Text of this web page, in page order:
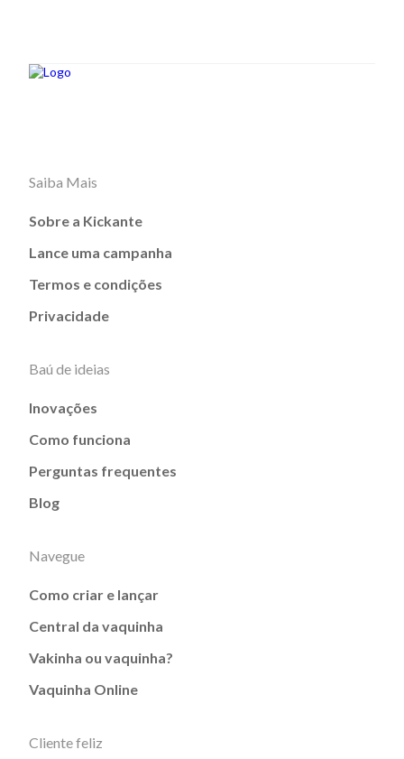
Saiba Mais
Sobre a Kickante
Lance uma campanha
Termos e condições
Privacidade
Baú de ideias
Inovações
Como funciona
Perguntas frequentes
Blog
Navegue
Como criar e lançar
Central da vaquinha
Vakinha ou vaquinha?
Vaquinha Online
Cliente feliz